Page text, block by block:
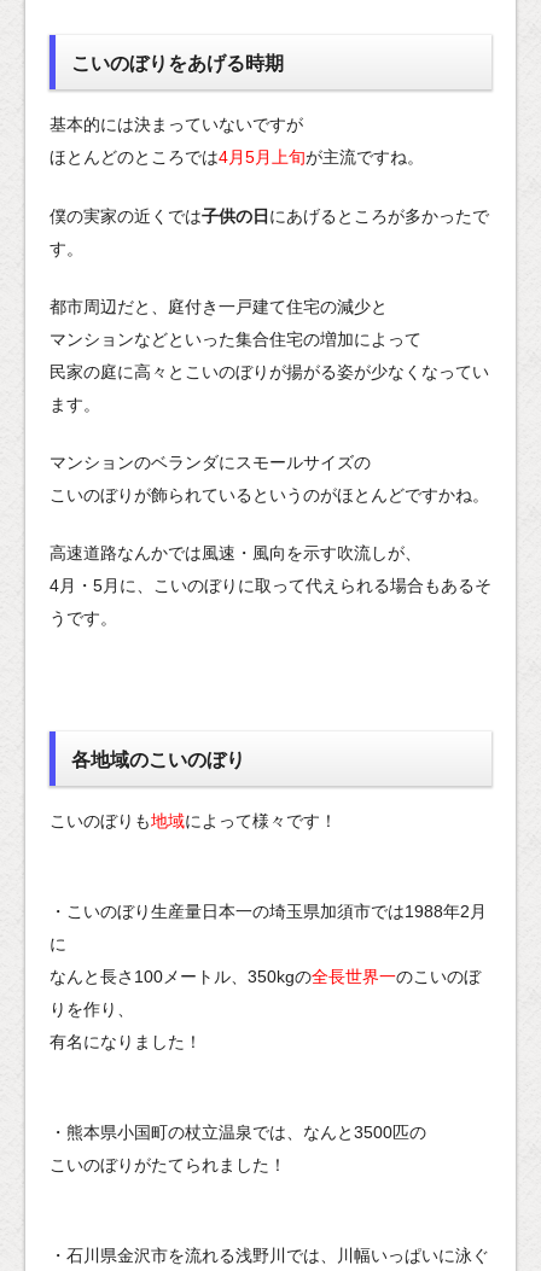
こいのぼりをあげる時期
基本的には決まっていないですが
ほとんどのところでは4月5月上旬が主流ですね。
僕の実家の近くでは子供の日にあげるところが多かったで
す。
都市周辺だと、庭付き一戸建て住宅の減少と
マンションなどといった集合住宅の増加によって
民家の庭に高々とこいのぼりが揚がる姿が少なくなってい
ます。
マンションのベランダにスモールサイズの
こいのぼりが飾られているというのがほとんどですかね。
高速道路なんかでは風速・風向を示す吹流しが、
4月・5月に、こいのぼりに取って代えられる場合もあるそ
うです。
各地域のこいのぼり
こいのぼりも地域によって様々です！
・こいのぼり生産量日本一の埼玉県加須市では1988年2月
に
なんと長さ100メートル、350kgの全長世界一のこいのぼ
りを作り、
有名になりました！
・熊本県小国町の杖立温泉では、なんと3500匹の
こいのぼりがたてられました！
・石川県金沢市を流れる浅野川では、川幅いっぱいに泳ぐ